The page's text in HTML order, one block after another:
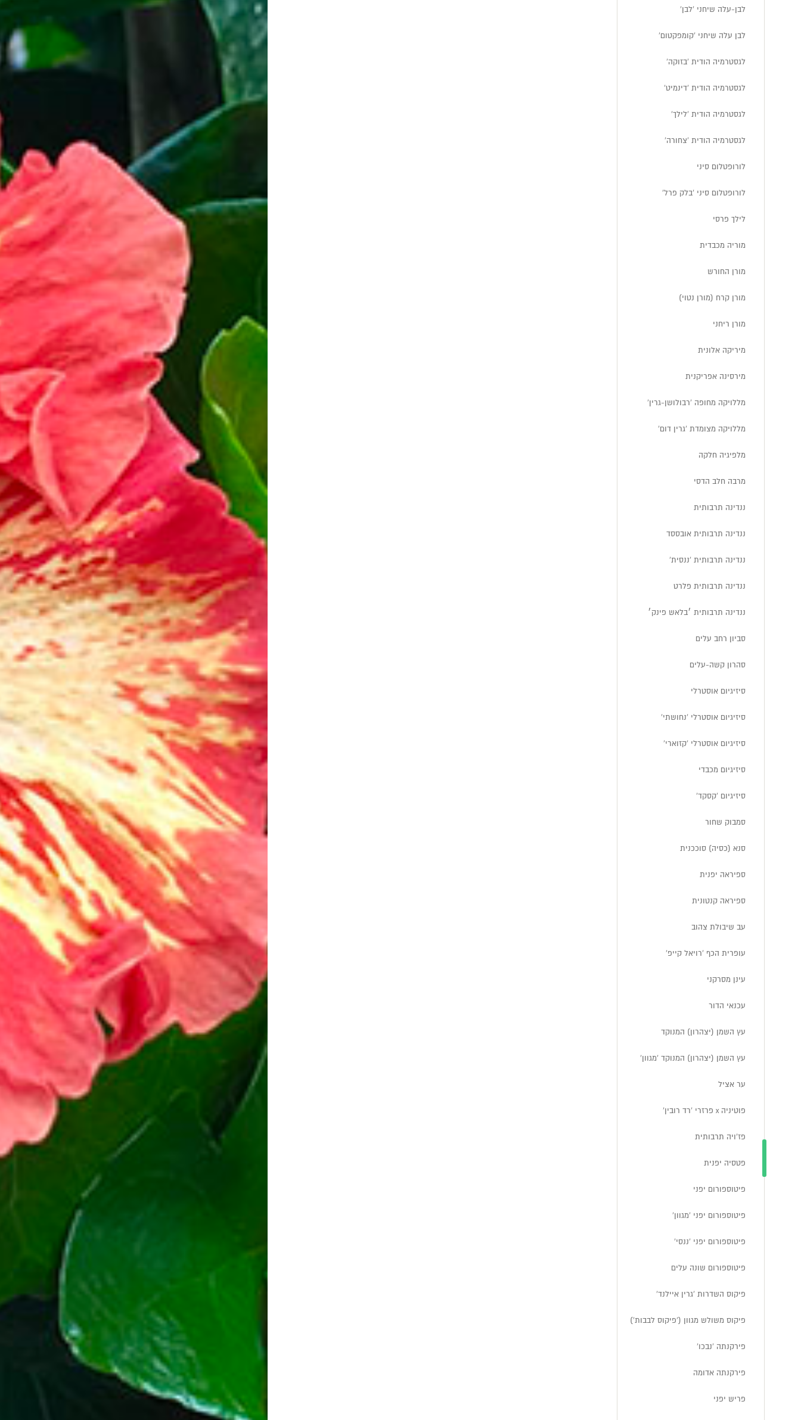
לבן-עלה שיחני 'לבן'
לבן עלה שיחני 'קומפקטום'
לגסטרמיה הודית 'בזוקה'
לגסטרמיה הודית 'דינמיט'
לגסטרמיה הודית 'לילך'
לגסטרמיה הודית 'צחורה'
לורופטלום סיני
לורופטלום סיני 'בלק פרל'
לילך פרסי
מוריה מכבדית
מורן החורש
מורן קרח (מורן נטוי)
מורן ריחני
מיריקה אלונית
מירסינה אפריקנית
מללויקה מחופה 'רבולושן-גרין'
מללויקה מצומדת 'גרין דום'
מלפיגיה חלקה
מרבה חלב הדסי
ננדינה תרבותית
ננדינה תרבותית אובססד
ננדינה תרבותית 'ננסית'
ננדינה תרבותית פלרט
ננדינה תרבותית ׳בלאש פינק׳
סביון רחב עלים
סהרון קשה-עלים
סיזיגיום אוסטרלי
סיזיגיום אוסטרלי 'נחושתי'
סיזיגיום אוסטרלי 'קזוארי'
סיזיגיום מכבדי
סיזיגיום 'קסקד'
סמבוק שחור
סנא (כסיה) סוככנית
ספיראה יפנית
ספיראה קנטונית
עב שיבולת צהוב
עופרית הכף 'רויאל קייפ'
עינן מסרקני
עכנאי הדור
עץ השמן (יצהרון) המנוקד
עץ השמן (יצהרון) המנוקד 'מגוון'
ער אציל
פוטיניה x פרזרי 'רד רובין'
פז'ויה תרבותית
פטסיה יפנית
פיטוספורום יפני
פיטוספורום יפני 'מגוון'
פיטוספורום יפני 'ננסי'
פיטוספורום שונה עלים
פיקוס השדרות 'גרין איילנד'
פיקוס משולש מגוון ('פיקוס לבבות')
פירקנתה 'נבכו'
פירקנתה אדומה
פריש יפני